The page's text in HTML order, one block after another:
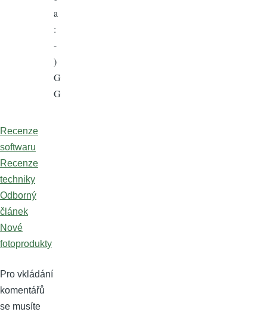
a
:
-
)
G
G
Recenze
softwaru
Recenze
techniky
Odborný
článek
Nové
fotoprodukty
Pro vkládání
komentářů
se musíte